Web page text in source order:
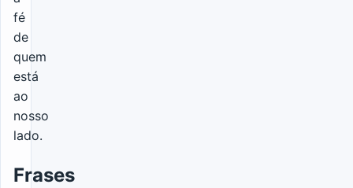
fé
de
quem
está
ao
nosso
lado.
Frases